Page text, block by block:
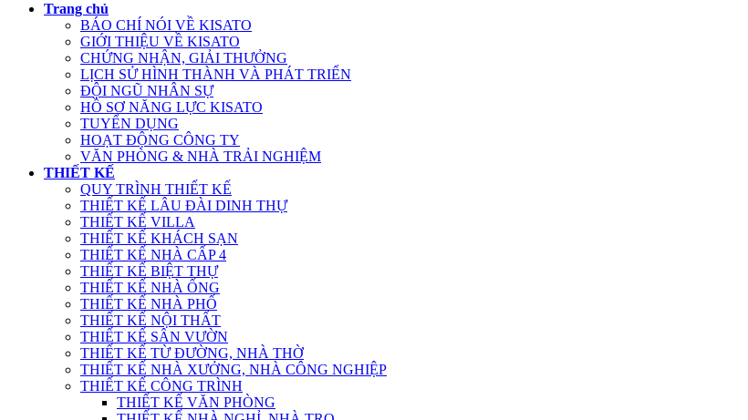
Trang chủ
BÁO CHÍ NÓI VỀ KISATO
GIỚI THIỆU VỀ KISATO
CHỨNG NHẬN, GIẢI THƯỞNG
LỊCH SỬ HÌNH THÀNH VÀ PHÁT TRIỂN
ĐỘI NGŨ NHÂN SỰ
HỒ SƠ NĂNG LỰC KISATO
TUYỂN DỤNG
HOẠT ĐỘNG CÔNG TY
VĂN PHÒNG & NHÀ TRẢI NGHIỆM
THIẾT KẾ
QUY TRÌNH THIẾT KẾ
THIẾT KẾ LÂU ĐÀI DINH THỰ
THIẾT KẾ VILLA
THIẾT KẾ KHÁCH SẠN
THIẾT KẾ NHÀ CẤP 4
THIẾT KẾ BIỆT THỰ
THIẾT KẾ NHÀ ỐNG
THIẾT KẾ NHÀ PHỐ
THIẾT KẾ NỘI THẤT
THIẾT KẾ SÂN VƯỜN
THIẾT KẾ TỪ ĐƯỜNG, NHÀ THỜ
THIẾT KẾ NHÀ XƯỞNG, NHÀ CÔNG NGHIỆP
THIẾT KẾ CÔNG TRÌNH
THIẾT KẾ VĂN PHÒNG